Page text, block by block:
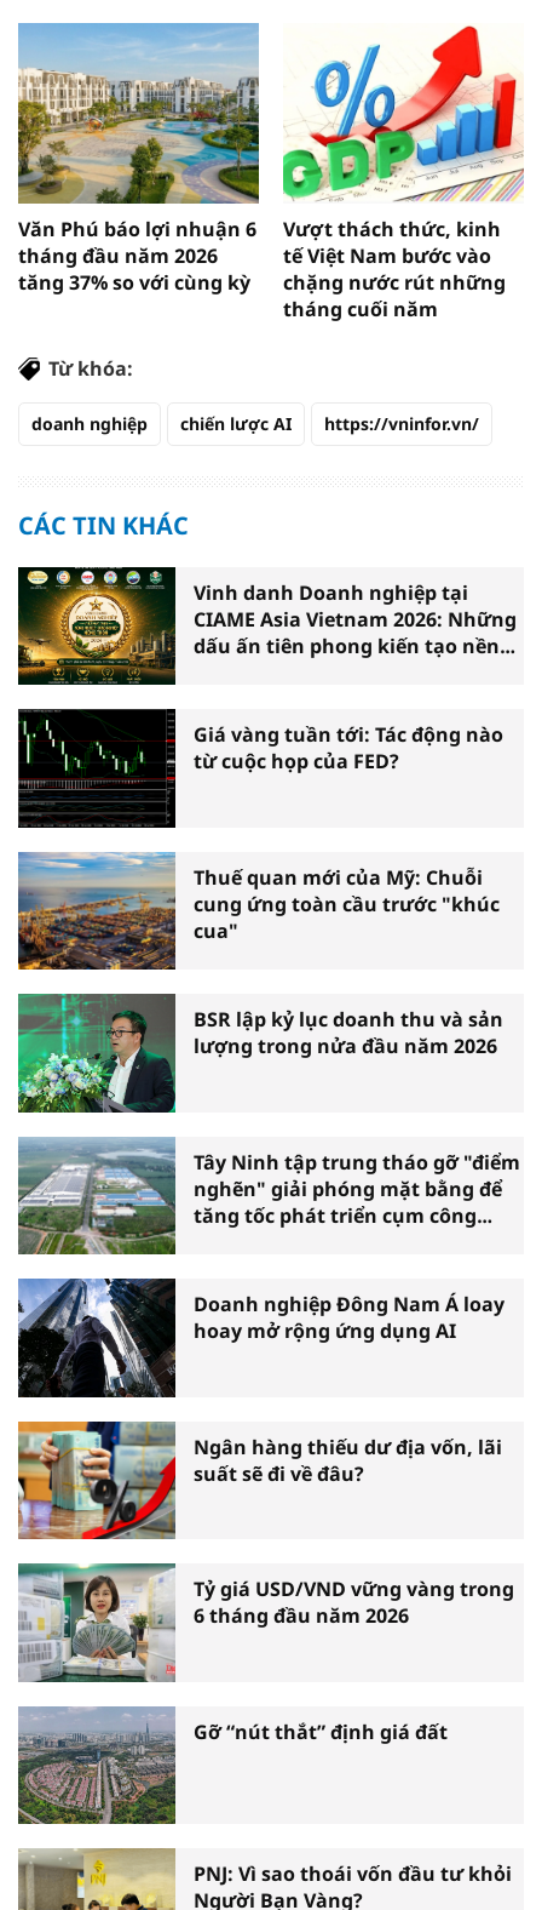
Văn Phú báo lợi nhuận 6
tháng đầu năm 2026
tăng 37% so với cùng kỳ
Vượt thách thức, kinh
tế Việt Nam bước vào
chặng nước rút những
tháng cuối năm
Từ khóa:
doanh nghiệp chiến lược AI https://vninfor.vn/
CÁC TIN KHÁC
Vinh danh Doanh nghiệp tại
CIAME Asia Vietnam 2026: Những
dấu ấn tiên phong kiến tạo nền
Giá vàng tuần tới: Tác động nào
từ cuộc họp của FED?
Thuế quan mới của Mỹ: Chuỗi
cung ứng toàn cầu trước "khúc
cua"
BSR lập kỷ lục doanh thu và sản
lượng trong nửa đầu năm 2026
Tây Ninh tập trung tháo gỡ "điểm
nghẽn" giải phóng mặt bằng để
tăng tốc phát triển cụm công
Doanh nghiệp Đông Nam Á loay
hoay mở rộng ứng dụng AI
Ngân hàng thiếu dư địa vốn, lãi
suất sẽ đi về đâu?
Tỷ giá USD/VND vững vàng trong
6 tháng đầu năm 2026
Gỡ “nút thắt” định giá đất
PNJ: Vì sao thoái vốn đầu tư khỏi
Người Bạn Vàng?